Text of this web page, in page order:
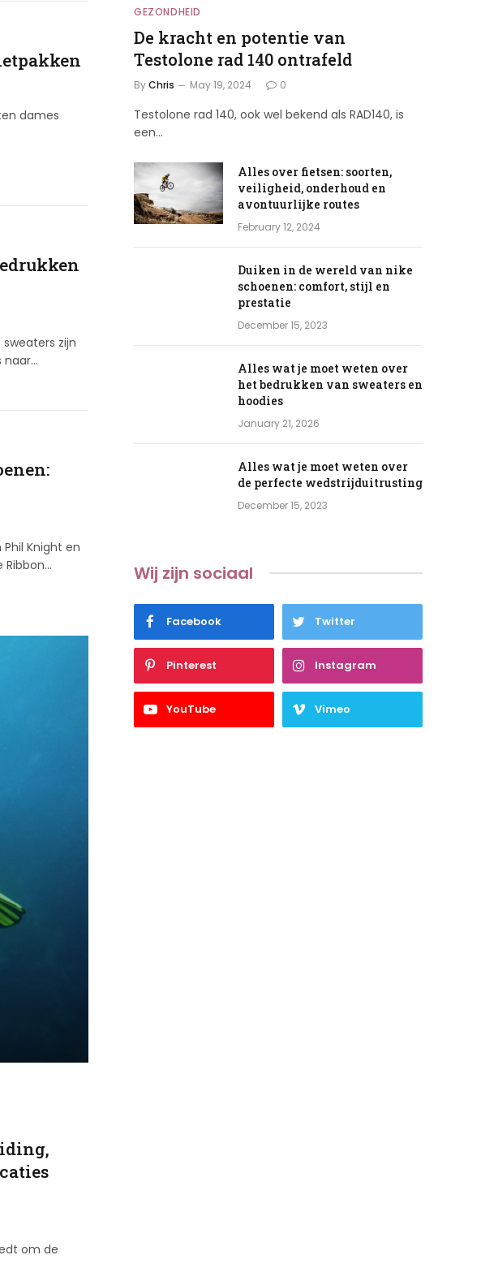
dames
zijn
naar…
Knight en
Ribbon…
om de
GEZONDHEID
De kracht en potentie van
Testolone rad 140 ontrafeld
ByChris May 19, 2024 0
Testolone rad 140, ook wel bekend als RAD140, is
een…
Alles over fietsen: soorten,
veiligheid, onderhoud en
avontuurlijke routes
February 12, 2024
Duiken in de wereld van nike
schoenen: comfort, stijl en
prestatie
December 15, 2023
Alles wat je moet weten over
het bedrukken van sweaters en
hoodies
January 21, 2026
Alles wat je moet weten over
de perfecte wedstrijduitrusting
December 15, 2023
Wij zijn sociaal
Facebook Twitter
Pinterest Instagram
YouTube Vimeo